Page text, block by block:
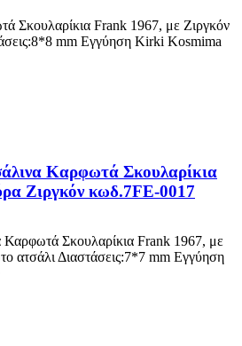
Σκουλαρίκια Frank 1967, με Ζιργκόν
mm Εγγύηση Kirki Kosmima
Καρφωτά Σκουλαρίκια
Ζιργκόν κωδ.7FE-0017
Σκουλαρίκια Frank 1967, με
ατσάλι Διαστάσεις:7*7 mm Εγγύηση